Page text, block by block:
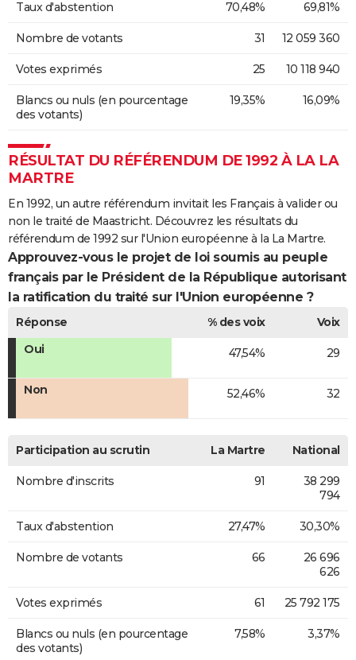
Taux d'abstention 70,48% 69,81%
Nombre de votants 31 12 059 360
Votes exprimés 25 10 118 940
Blancs ou nuls (en pourcentage
des votants)
19,35% 16,09%
RÉSULTAT DU RÉFÉRENDUM DE 1992 À LA LA
MARTRE
En 1992, un autre référendum invitait les Français à valider ou
non le traité de Maastricht. Découvrez les résultats du
référendum de 1992 sur l'Union européenne à la La Martre.
Approuvez-vous le projet de loi soumis au peuple
français par le Président de la République autorisant
la ratification du traité sur l'Union européenne ?
Réponse % des voix
Voix
Oui
47,54% 29
Non 52,46% 32
Participation au scrutin La Martre National
Nombre d'inscrits 91
38 299
794
Taux d'abstention 27,47% 30,30%
Nombre de votants 66
26 696
626
Votes exprimés 61 25 792 175
Blancs ou nuls (en pourcentage
des votants)
7,58% 3,37%